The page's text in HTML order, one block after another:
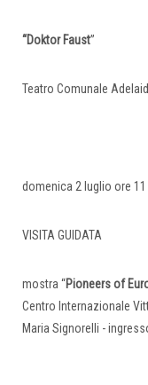
“Doktor Faust”
Teatro Comunale
domenica 2 luglio ore 11
VISITA GUIDATA
mostra “Pioneers of
Centro Internazionale
Maria Signorelli -